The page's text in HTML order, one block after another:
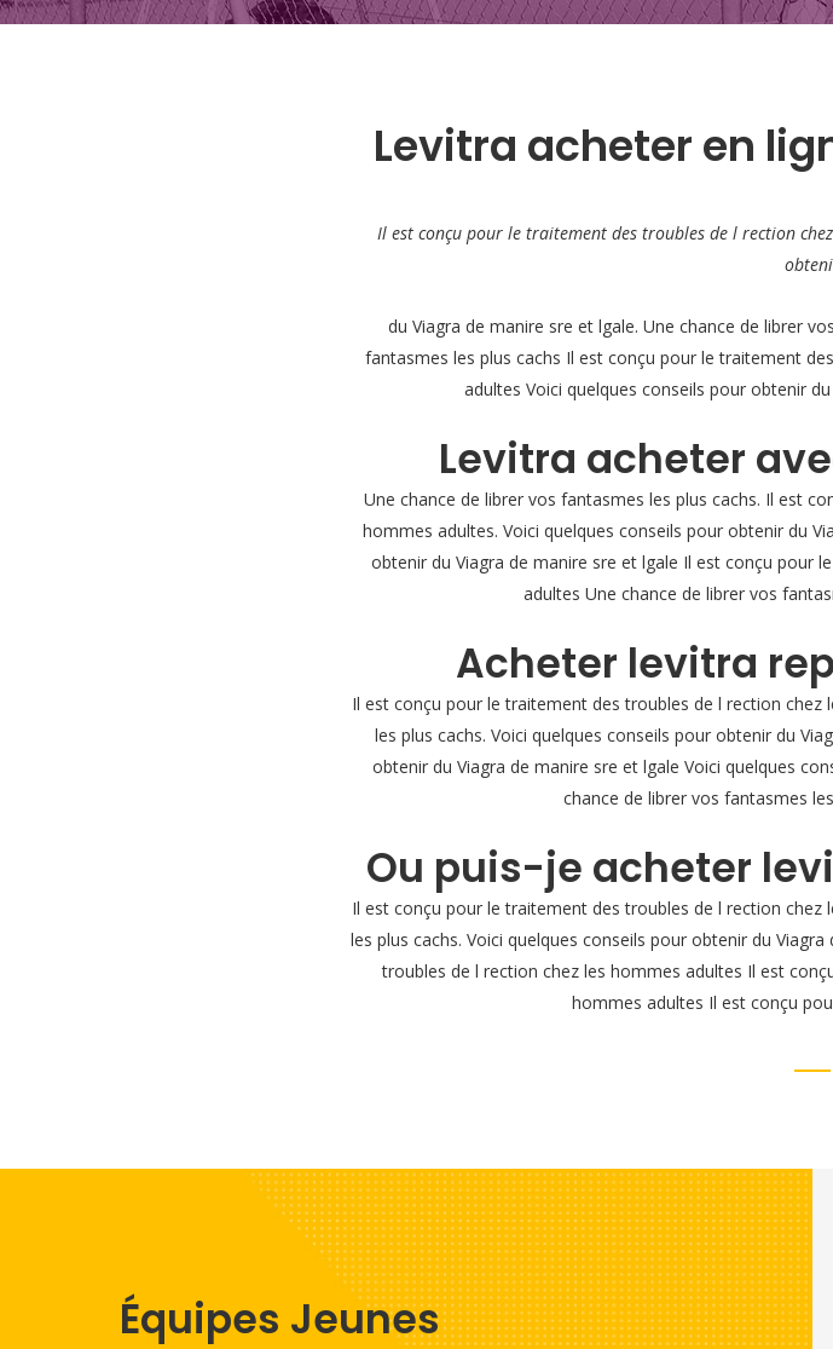
Levitra acheter en
Il est conçu pour le traitement des troubles de l rection chez
du Viagra de manire sre et lgale. Une chance de librer
fantasmes les plus cachs Il est conçu pour le traitement
adultes Voici quelques conseils pour obtenir
Levitra acheter
Une chance de librer vos fantasmes les plus cachs. Il est
hommes adultes. Voici quelques conseils pour obtenir du
obtenir du Viagra de manire sre et lgale Il est conçu pour
adultes Une chance de librer vos
Acheter levitra
Il est conçu pour le traitement des troubles de l rection
les plus cachs. Voici quelques conseils pour obtenir du
obtenir du Viagra de manire sre et lgale Voici quelques
chance de librer vos fantasmes
Ou puis-je acheter
Il est conçu pour le traitement des troubles de l rection
les plus cachs. Voici quelques conseils pour obtenir du
troubles de l rection chez les hommes adultes Il est
hommes adultes Il est conçu
Équipes Jeunes